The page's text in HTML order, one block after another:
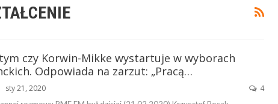
czy Korwin-Mikke wystartuje w wyborach
Odpowiada na zarzut: „Pracą…
sty 21, 2020 4